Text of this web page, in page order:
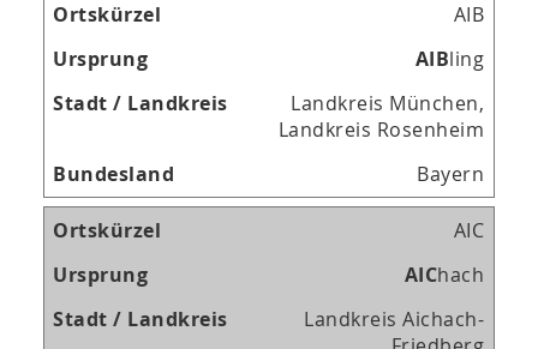
AIB
AIBling
Landkreis München,
Landkreis Rosenheim
Bayern
AIC
AIChach
Landkreis Aichach-